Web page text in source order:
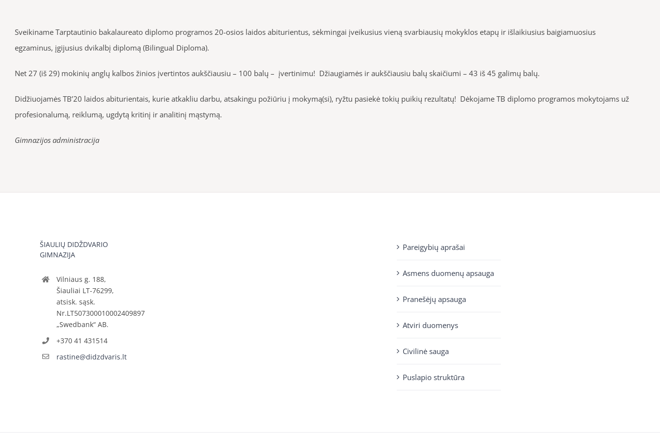
Sveikiname Tarptautinio bakalaureato diplomo programos 20-osios laidos abiturientus, sėkmingai įveikusius vieną svarbiausių mokyklos etapų ir išlaikiusius baigiamuosius
egzaminus, įgijusius dvikalbį diplomą (Bilingual Diploma).
Net 27 (iš 29) mokinių anglų kalbos žinios įvertintos aukščiausiu – 100 balų – įvertinimu! Džiaugiamės ir aukščiausiu balų skaičiumi – 43 iš 45 galimų balų.
Didžiuojamės TB’20 laidos abiturientais, kurie atkakliu darbu, atsakingu požiūriu į mokymą(si), ryžtu pasiekė tokių puikių rezultatų! Dėkojame TB diplomo programos mokytojams už
profesionalumą, reiklumą, ugdytą kritinį ir analitinį mąstymą.
Gimnazijos administracija
ŠIAULIŲ DIDŽDVARIO
GIMNAZIJA
Vilniaus g. 188,
Šiauliai LT-76299,
atsisk. sąsk.
Nr.LT507300010002409897
„Swedbank“ AB.
+370 41 431514
rastine@didzdvaris.lt
Pareigybių aprašai
Asmens duomenų apsauga
Pranešėjų apsauga
Atviri duomenys
Civilinė sauga
Puslapio struktūra